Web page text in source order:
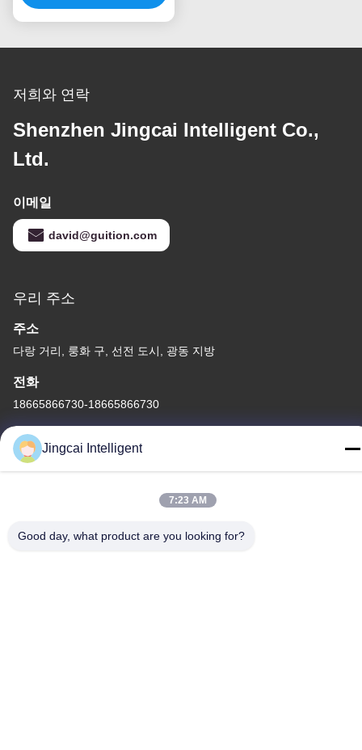
저희와 연락
Shenzhen Jingcai Intelligent Co.,
Ltd.
이메일
david@guition.com
우리 주소
주소
다랑 거리, 룽화 구, 선전 도시, 광동 지방
전화
18665866730-18665866730
개인정보 보호 정책|
사이트맵
Shenzhen Jingcai Intelligent Co., Ltd. 모두 모든 권리 보호
Jingcai Intelligent
7:23 AM
Good day, what product are you looking for?